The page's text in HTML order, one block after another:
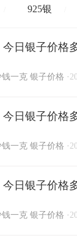
925银
大清银币 /
周大生
/ 潮宏基 /
今日银子价
一克 银子价格 ·
今日银子价
一克 银子价格 ·
今日银子价
一克 银子价格 ·